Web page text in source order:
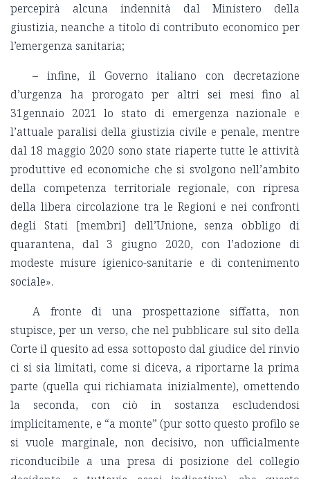
percepirà alcuna indennità dal Ministero della
giustizia, neanche a titolo di contributo economico per
l’emergenza sanitaria;
– infine, il Governo italiano con decretazione
d’urgenza ha prorogato per altri sei mesi fino al
31gennaio 2021 lo stato di emergenza nazionale e
l’attuale paralisi della giustizia civile e penale, mentre
dal 18 maggio 2020 sono state riaperte tutte le attività
produttive ed economiche che si svolgono nell’ambito
della competenza territoriale regionale, con ripresa
della libera circolazione tra le Regioni e nei confronti
degli Stati [membri] dell’Unione, senza obbligo di
quarantena, dal 3 giugno 2020, con l’adozione di
modeste misure igienico-sanitarie e di contenimento
sociale».
A fronte di una prospettazione siffatta, non
stupisce, per un verso, che nel pubblicare sul sito della
Corte il quesito ad essa sottoposto dal giudice del rinvio
ci si sia limitati, come si diceva, a riportarne la prima
parte (quella qui richiamata inizialmente), omettendo
la seconda, con ciò in sostanza escludendosi
implicitamente, e “a monte” (pur sotto questo profilo se
si vuole marginale, non decisivo, non ufficialmente
riconducibile a una presa di posizione del collegio